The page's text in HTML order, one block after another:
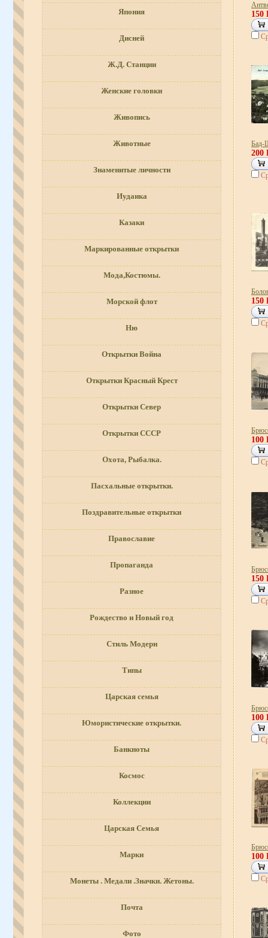
Япония
Дисней
Ж.Д. Станции
Женские головки
Живопись
Животные
Знаменитые личности
Иудаика
Казаки
Маркированные открытки
Мода,Костюмы.
Морской флот
Ню
Открытки Война
Открытки Красный Крест
Открытки Север
Открытки СССР
Охота, Рыбалка.
Пасхальные открытки.
Поздравительные открытки
Православие
Пропаганда
Разное
Рождество и Новый год
Стиль Модерн
Типы
Царская семья
Юмористические открытки.
Банкноты
Космос
Коллекции
Царская Семья
Марки
Монеты . Медали .Значки. Жетоны.
Почта
Фото
150
Бад-
200
150
100
150
100
100